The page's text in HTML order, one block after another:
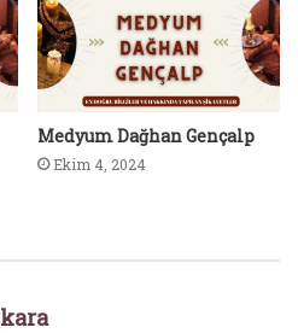
Medyum Dağhan Gençalp
Ekim 4, 2024